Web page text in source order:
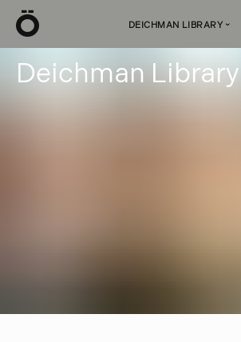
DEICHMAN LIBRARY ›
DeichmanLibrary
Ö